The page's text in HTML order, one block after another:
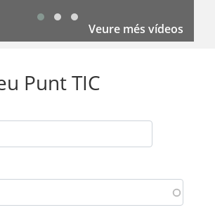
Veure més vídeos
Punt TIC